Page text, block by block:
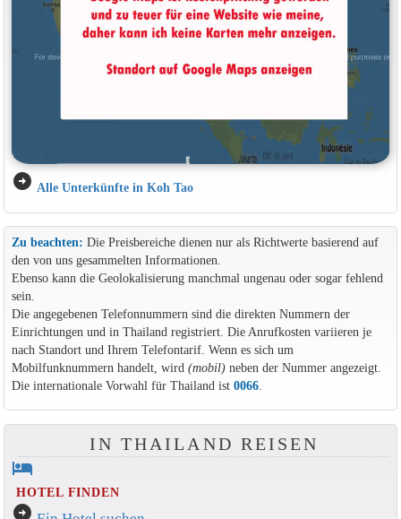
arrow_circle_right Alle Unterkünfte in Koh Tao
Zu beachten: Die Preisbereiche dienen nur als Richtwerte basierend auf
den von uns gesammelten Informationen.
Ebenso kann die Geolokalisierung manchmal ungenau oder sogar fehlend
sein.
Die angegebenen Telefonnummern sind die direkten Nummern der
Einrichtungen und in Thailand registriert. Die Anrufkosten variieren je
nach Standort und Ihrem Telefontarif. Wenn es sich um
Mobilfunknummern handelt, wird (mobil)neben der Nummer angezeigt.
Die internationale Vorwahl für Thailand ist 0066.
IN THAILAND REISEN
hotel
HOTEL FINDEN
arrow_circle_right